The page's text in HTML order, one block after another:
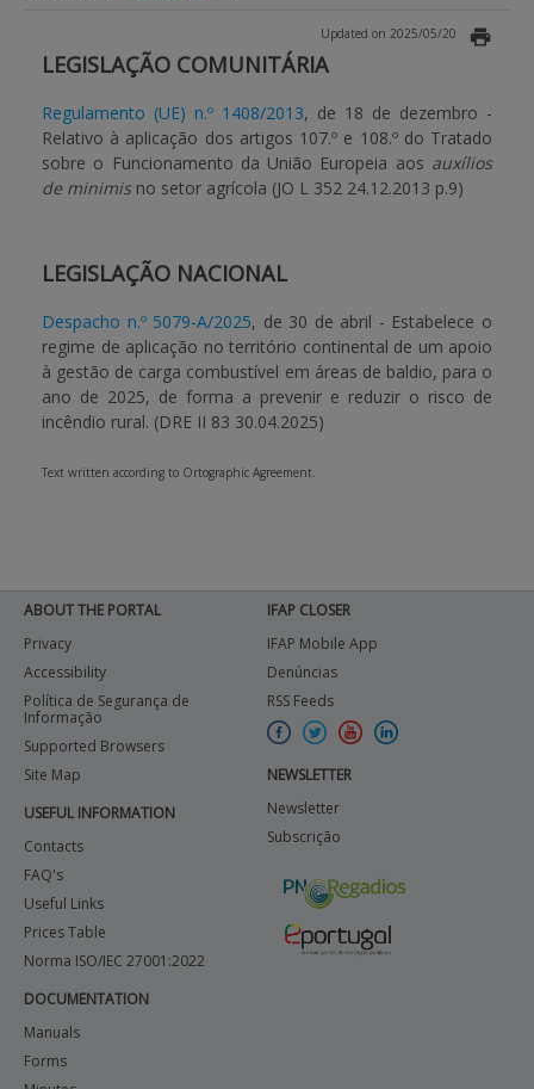
BENEFICIARY SUPPORT
Login / Register
Updated on 2025/05/20
LEGISLAÇÃO COMUNITÁRIA
Regulamento (UE) n.º 1408/2013, de 18 de dezembro -
Relativo à aplicação dos artigos 107.º e 108.º do Tratado
sobre o Funcionamento da União Europeia aos auxílios
de minimis no setor agrícola (JO L 352 24.12.2013 p.9)
LEGISLAÇÃO NACIONAL
Despacho n.º 5079-A/2025, de 30 de abril - Estabelece o
regime de aplicação no território continental de um apoio
à gestão de carga combustível em áreas de baldio, para o
ano de 2025, de forma a prevenir e reduzir o risco de
incêndio rural. (DRE II 83 30.04.2025)
Text written according to Ortographic Agreement.
ABOUT THE PORTAL
Privacy
Accessibility
Política de Segurança de
Informação
Supported Browsers
Site Map
USEFUL INFORMATION
Contacts
FAQ's
Useful Links
Prices Table
Norma ISO/IEC 27001:2022
DOCUMENTATION
Manuals
Forms
IFAP CLOSER
IFAP Mobile App
Denúncias
RSS Feeds
NEWSLETTER
Newsletter
Subscrição